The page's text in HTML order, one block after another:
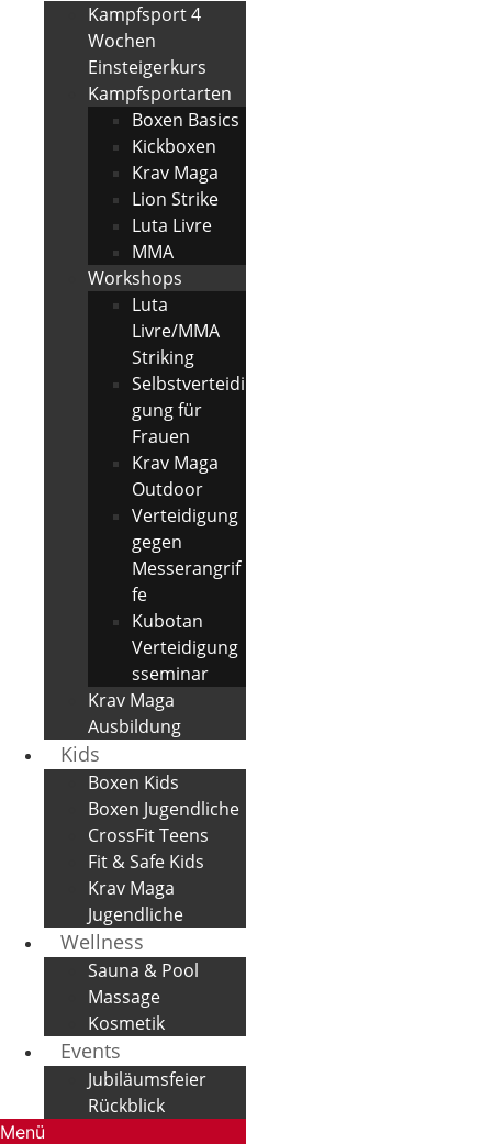
Kampfsport 4
Wochen
Einsteigerkurs
Kampfsportarten
Boxen Basics
Kickboxen
Krav Maga
Lion Strike
Luta Livre
MMA
Workshops
Luta
Livre/MMA
Striking
Selbstverteidi
gung für
Frauen
Krav Maga
Outdoor
Verteidigung
gegen
Messerangrif
fe
Kubotan
Verteidigung
sseminar
Krav Maga
Ausbildung
Kids
Boxen Kids
Boxen Jugendliche
CrossFit Teens
Fit & Safe Kids
Krav Maga
Jugendliche
Wellness
Sauna & Pool
Massage
Kosmetik
Events
Jubiläumsfeier
Rückblick
Menü